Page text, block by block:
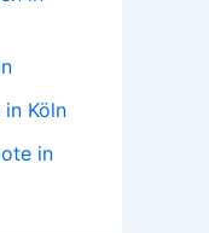
Köln
in